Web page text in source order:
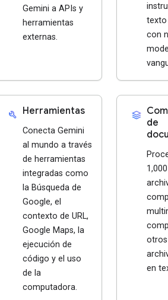
Gemini a APIs y
herramientas
externas.
texto
con
build Herramientas
Conecta Gemini
al mundo a través
de herramientas
integradas como
la Búsqueda de
Google, el
contexto de URL,
Google Maps, la
ejecución de
código y el uso
de la
computadora.
stacks
de
en